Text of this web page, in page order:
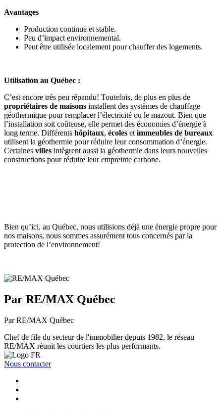
Avantages
Production continue et stable.
Peu d’impact environnemental.
Peut être utilisée localement pour chauffer des logements.
Utilisation au Québec :
C’est encore très peu répandu! Toutefois, de plus en plus de
propriétaires de maisons installent des systèmes de chauffage
géothermique pour remplacer l’électricité ou le mazout. Bien que
l’installation soit coûteuse, elle permet des économies d’énergie à
long terme. Différents hôpitaux, écoles et immeubles de bureaux
utilisent la géothermie pour réduire leur consommation d’énergie.
Certaines villes intègrent aussi la géothermie dans leurs nouvelles
constructions pour réduire leur empreinte carbone.
Bien qu’ici, au Québec, nous utilisions déjà une énergie propre pour
nos maisons, nous sommes assurément tous concernés par la
protection de l’environnement!
Par RE/MAX Québec
Par RE/MAX Québec
Chef de file du secteur de l'immobilier depuis 1982, le réseau
RE/MAX réunit les courtiers les plus performants.
Nous contacter